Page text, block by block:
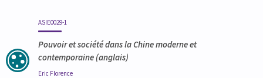
ASIE0029-1
Pouvoir et société dans la Chine moderne et
contemporaine (anglais)
Eric Florence